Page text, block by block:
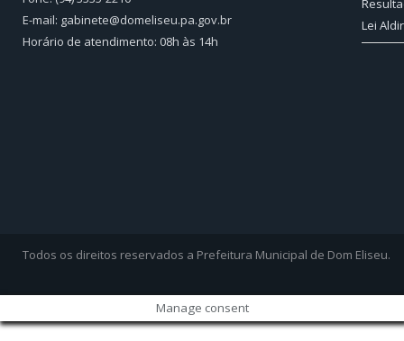
E-mail: gabinete@domeliseu.pa.gov.br
Horário de atendimento: 08h às 14h
Lei
Todos os direitos reservados a Prefeitura Municipal de Dom Eliseu.
Manage consent